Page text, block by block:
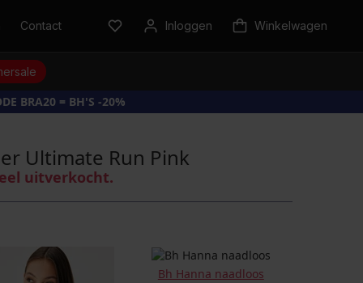
Contact Inloggen Winkelwagen
BRA20 = BH'S -20%
Ultimate Run Pink
uitverkocht.
Bh Hanna naadloos